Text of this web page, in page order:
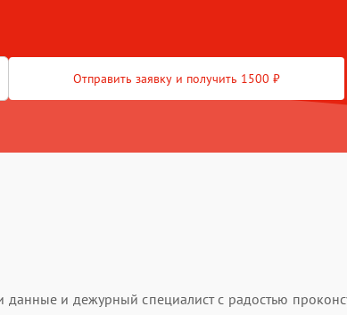
Отправить заявку и получить 1500 ₽
данные и дежурный специалист с радостью